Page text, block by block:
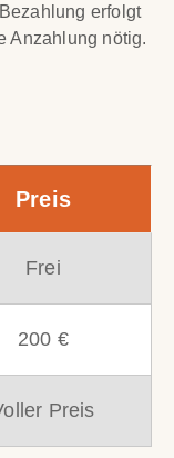
erfolgt
Anzahlung nötig.
Preis
Frei
200 €
Preis